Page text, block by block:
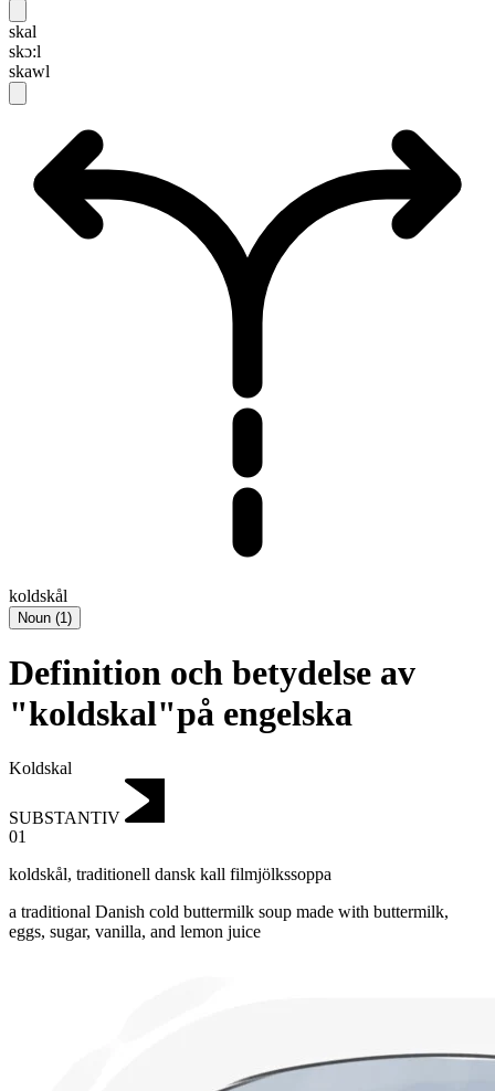
skal
skɔ:l
skawl
koldskål
Noun (1)
Definition och betydelse av
"koldskal"på engelska
Koldskal
SUBSTANTIV
01
koldskål, traditionell dansk kall filmjölkssoppa
a traditional Danish cold buttermilk soup made with buttermilk,
eggs, sugar, vanilla, and lemon juice